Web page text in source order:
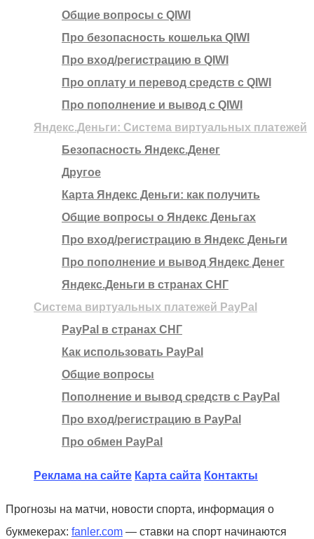
Общие вопросы с QIWI
Про безопасность кошелька QIWI
Про вход/регистрацию в QIWI
Про оплату и перевод средств c QIWI
Про пополнение и вывод с QIWI
Яндекс.Деньги: Система виртуальных платежей
Безопасность Яндекс.Денег
Другое
Карта Яндекс Деньги: как получить
Общие вопросы о Яндекс Деньгах
Про вход/регистрацию в Яндекс Деньги
Про пополнение и вывод Яндекс Денег
Яндекс.Деньги в странах СНГ
Система виртуальных платежей PayPal
PayPal в странах СНГ
Как использовать PayPal
Общие вопросы
Пополнение и вывод средств с PayPal
Про вход/регистрацию в PayPal
Про обмен PayPal
Реклама на сайте Карта сайта Контакты
Прогнозы на матчи, новости спорта, информация о
букмекерах: fanler.com — ставки на спорт начинаются